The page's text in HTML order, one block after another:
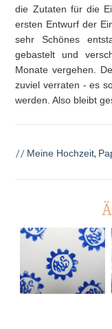
die Zutaten für die
ersten Entwurf der
sehr Schönes
gebastelt und
Monate vergehen.
zuviel verraten - es
werden. Also bleibt
// Meine Hochzeit,